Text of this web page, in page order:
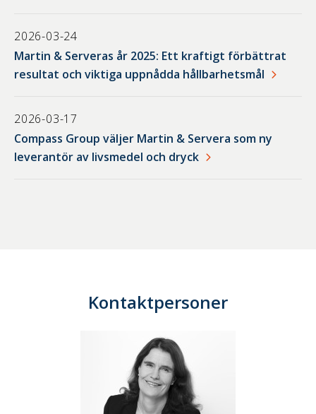
2026-03-24
Martin & Serveras år 2025: Ett kraftigt förbättrat
resultat och viktiga uppnådda hållbarhetsmål
2026-03-17
Compass Group väljer Martin & Servera som ny
leverantör av livsmedel och dryck
Kontaktpersoner